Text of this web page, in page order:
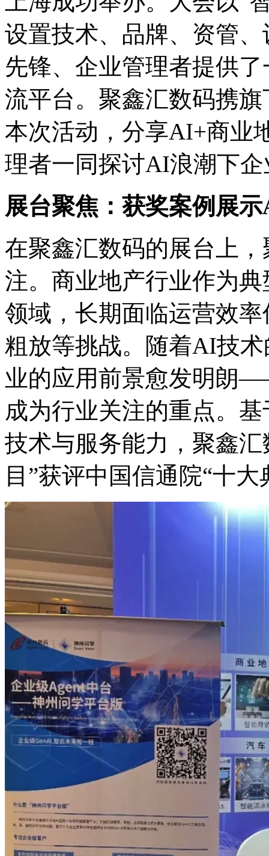
设置技术、品牌、资管
先锋、企业管理者提供
流平台。聚鑫汇数码携
本次活动，分享AI+商业
理者一同探讨AI浪潮下
展台聚焦：获奖案例展
在聚鑫汇数码的展台上
注。商业地产行业作为
领域，长期面临运营效率
粗放等挑战。随着AI技术
业的应用前景愈发明朗——
成为行业关注的重点。基
技术与服务能力，聚
目”获评中国信通院“十大